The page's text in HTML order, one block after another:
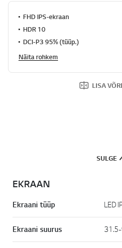
FHD IPS-ekraan
HDR 10
DCI-P3 95% (tüüp.)
Näita rohkem
LISA
SULGE
EKRAAN
Ekraani tüüp LED
Ekraani suurus